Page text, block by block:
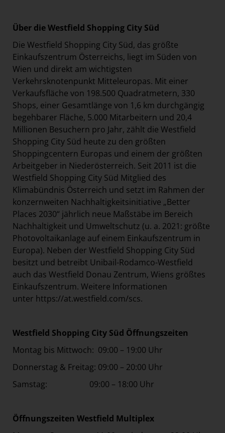
Über die Westfield Shopping City Süd
Die Westfield Shopping City Süd, das größte
Einkaufszentrum Österreichs, liegt im Süden von
Wien und direkt am wichtigsten
Verkehrsknotenpunkt Mitteleuropas. Mit einer
Verkaufsfläche von 198.500 Quadratmetern, 330
Shops, einer Gesamtlänge von 1,6 km durchgängig
begehbarer Fläche, 5.000 Mitarbeitern und 20,4
Millionen Besuchern pro Jahr, zählt die Westfield
Shopping City Süd heute zu den größten
Shoppingcentern Europas und einem der größten
Arbeitgeber in Niederösterreich. Seit 2011 ist die
Westfield Shopping City Süd Mitglied des
Klimabündnis Österreich und setzt im Rahmen der
konzernweiten Nachhaltigkeitsinitiative „Better
Places 2030“ jährlich neue Maßstäbe im Bereich
Nachhaltigkeit und Umweltschutz (u. a. 2021: größte
Photovoltaikanlage auf einem Einkaufszentrum in
Europa). Neben der Westfield Shopping City Süd
besitzt und betreibt Unibail-Rodamco-Westfield
auch das Westfield Donau Zentrum, Wiens größtes
Einkaufszentrum. Weitere Informationen
unter https://at.westfield.com/scs.
Westfield Shopping City Süd Öffnungszeiten
Montag bis Mittwoch: 09:00 – 19:00 Uhr
Donnerstag & Freitag: 09:00 – 20:00 Uhr
Samstag: 09:00 – 18:00 Uhr
Öffnungszeiten Westfield Multiplex